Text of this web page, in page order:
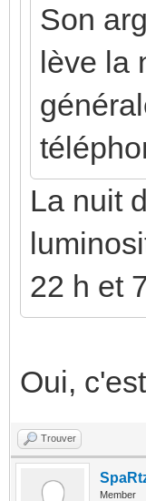
Son
lève la
La nuit
22 h et
Oui,
Trouver
Member